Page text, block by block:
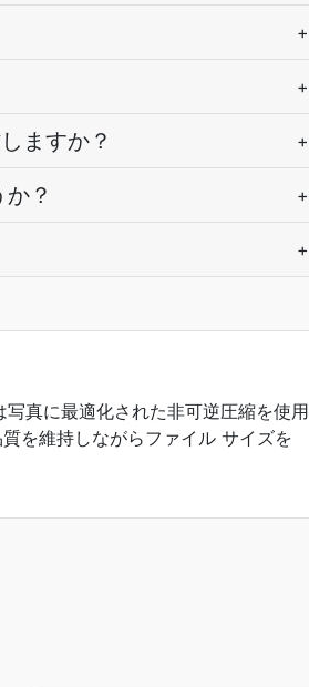
+
+
ますか？ +
？ +
+
写真に最適化された非可逆圧縮を使用
を維持しながらファイル サイズを